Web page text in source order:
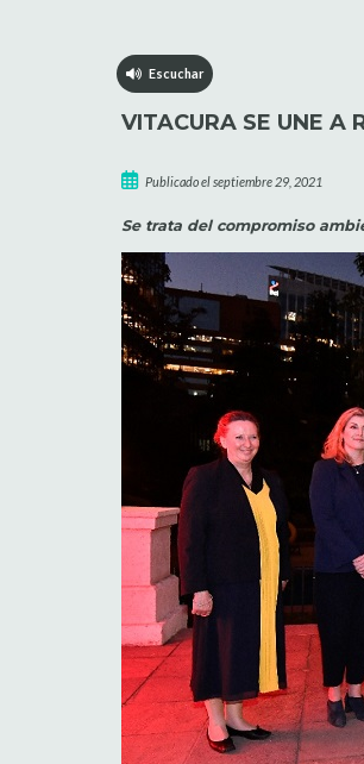
Escuchar
VITACURA SE UNE A
Publicado el septiembre 29, 2021
Se trata del compromiso